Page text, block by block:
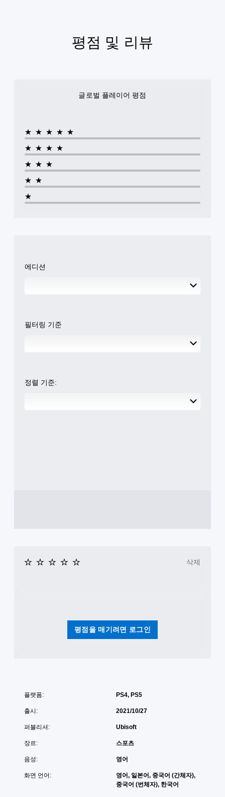
평점 및 리뷰
글로벌 플레이어 평점
★★★★★
★★★★
★★★
★★
★
에디션
필터링 기준
정렬 기준:
평점을 매기려면 로그인
삭제
플랫폼: PS4, PS5
출시: 2021/10/27
퍼블리셔: Ubisoft
장르: 스포츠
음성: 영어
화면 언어:
영어, 일본어, 중국어 (간체자),
중국어 (번체자), 한국어